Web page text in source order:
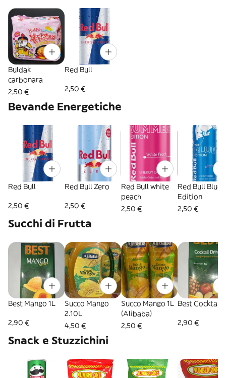
Buldak
carbonara
2,50 €
Red Bull
2,50 €
Bevande Energetiche
Red Bull
2,50 €
Red Bull Zero
2,50 €
Red Bull white
peach
2,50 €
Red Bull Blue
Edition
2,50 €
Succhi di Frutta
Best Mango 1L
2,90 €
Succo Mango
2.10L
4,50 €
Succo Mango 1L
(Alibaba)
2,50 €
Best Cocktail
2,90 €
Snack e Stuzzichini